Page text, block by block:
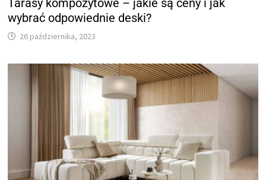
Tarasy kompozytowe – jakie są ceny i jak
wybrać odpowiednie deski?
26 października, 2023